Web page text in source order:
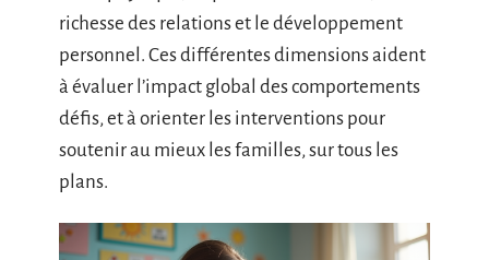
richesse des relations et le développement
personnel. Ces différentes dimensions aident
à évaluer l’impact global des comportements
défis, et à orienter les interventions pour
soutenir au mieux les familles, sur tous les
plans.